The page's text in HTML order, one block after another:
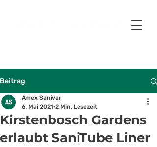
Beitrag
Kirstenbosch Gardens
erlaubt SaniTube Liner
Amex Sanivar
6. Mai 2021 2 Min. Lesezeit